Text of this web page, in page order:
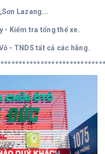
Lazang...
- Kiểm tra tổng thể xe.
- TNDS tất cả các hãng.